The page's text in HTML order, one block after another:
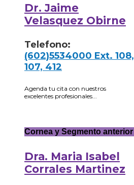
Dr. Jaime
Velasquez Obirne
Telefono:
(602)5534000 Ext. 108,
107, 412
Agenda tu cita con nuestros
excelentes profesionales...
Cornea y Segmento anterior
Dra. Maria Isabel
Corrales Martinez